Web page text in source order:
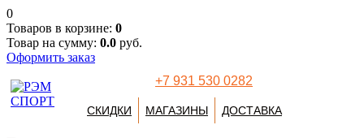
0
Товаров в корзине: 0
Товар на сумму: 0.0 руб.
Оформить заказ
+7 931 530 0282
СКИДКИ МАГАЗИНЫ ДОСТАВКА